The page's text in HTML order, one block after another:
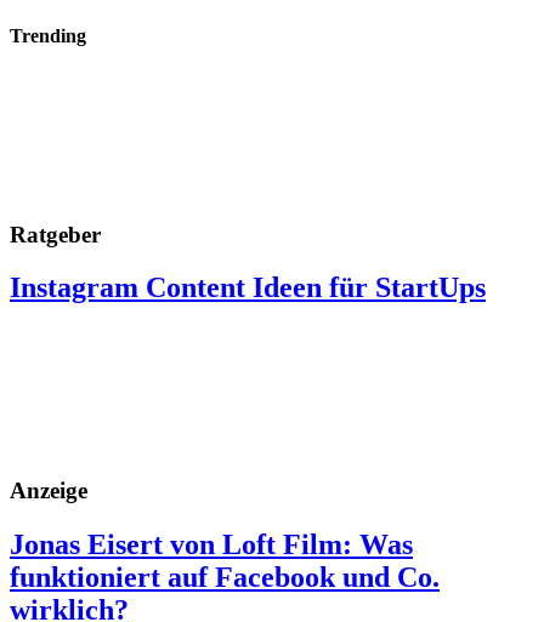
Trending
Ratgeber
Instagram Content Ideen für StartUps
Anzeige
Jonas Eisert von Loft Film: Was
funktioniert auf Facebook und Co.
wirklich?